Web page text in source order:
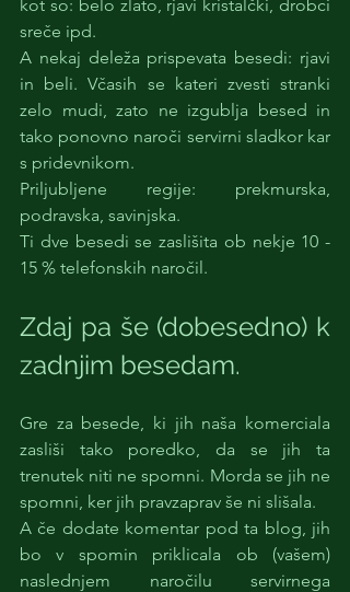
kot so: belo zlato, rjavi kristalčki, drobci
sreče ipd.
A nekaj deleža prispevata besedi: rjavi
in beli. Včasih se kateri zvesti stranki
zelo mudi, zato ne izgublja besed in
tako ponovno naroči servirni sladkor kar
s pridevnikom.
Priljubljene regije: prekmurska,
podravska, savinjska.
Ti dve besedi se zaslišita ob nekje 10 -
15 % telefonskih naročil.
Zdaj pa še (dobesedno) k
zadnjim besedam.
Gre za besede, ki jih naša komerciala
zasliši tako poredko, da se jih ta
trenutek niti ne spomni. Morda se jih ne
spomni, ker jih pravzaprav še ni slišala.
A če dodate komentar pod ta blog, jih
bo v spomin priklicala ob (vašem)
naslednjem naročilu servirnega